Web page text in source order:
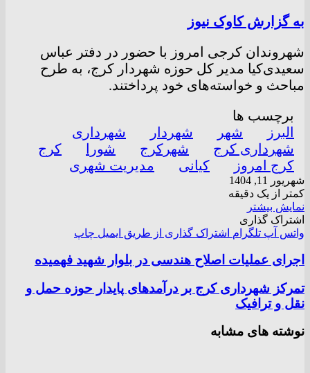
به گزارش کاوک نیوز
شهروندان کرجی امروز با حضور در دفتر عباس
سعیدی‌کیا مدیر کل حوزه شهردار کرج، به طرح
مباحث و خواسته‌های خود پرداختند.
برچسب ها
البرز
شهر شهردار
شهرداری
شهرداری کرج
شهرکرج شورا
کرج
کرج امروز
کیانی مدیریت شهری
شهریور 11, 1404
کمتر از یک دقیقه
نمایش بیشتر
اشتراک گذاری
واتس آپ تلگرام اشتراک گذاری از طریق ایمیل چاپ
اجرای عملیات اصلاح هندسی در بلوار شهید فهمیده
تمرکز شهرداری کرج بر درآمدهای پایدار حوزه حمل و
نقل و ترافیک
نوشته های مشابه